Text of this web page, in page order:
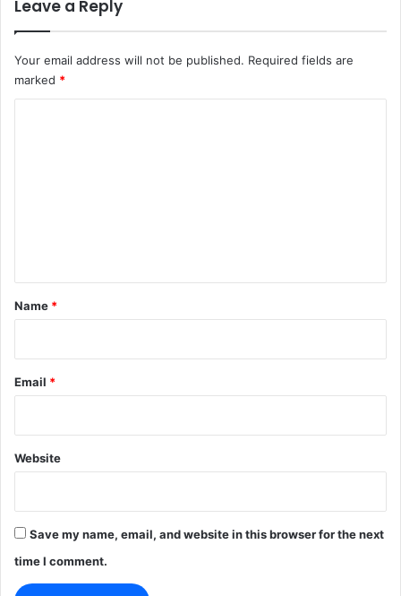
Leave a Reply
Your email address will not be published. Required fields are
marked *
*
Name *
Email *
Website
Save my name, email, and website in this browser for the next
time I comment.